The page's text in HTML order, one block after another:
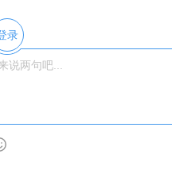
录